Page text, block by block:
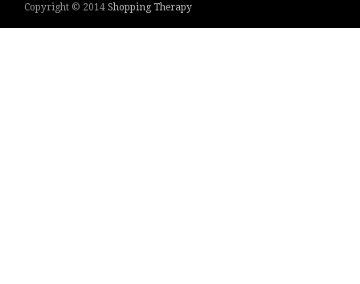
Copyright © 2014 Shopping Therapy